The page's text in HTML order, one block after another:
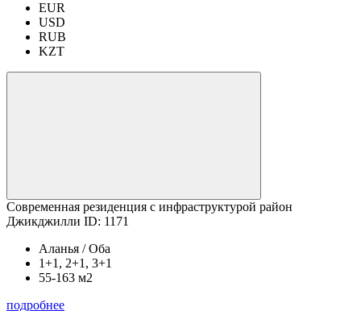
EUR
USD
RUB
KZT
Современная резиденция с инфраструктурой район
Джикджилли ID: 1171
Аланья / Оба
1+1, 2+1, 3+1
55-163 м2
подробнее